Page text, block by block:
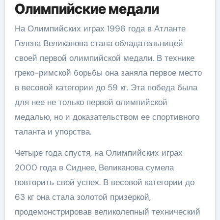
Олимпийские медали
На Олимпийских играх 1996 года в Атланте
Гелена Великанова стала обладательницей
своей первой олимпийской медали. В технике
греко-римской борьбы она заняла первое место
в весовой категории до 59 кг. Эта победа была
для нее не только первой олимпийской
медалью, но и доказательством ее спортивного
таланта и упорства.
Четыре года спустя, на Олимпийских играх
2000 года в Сиднее, Великанова сумела
повторить свой успех. В весовой категории до
63 кг она стала золотой призеркой,
продемонстрировав великолепный технический